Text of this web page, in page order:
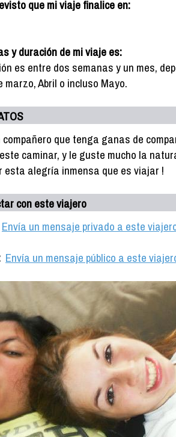
que mi viaje finalice en:
y duración de mi viaje es:
es entre dos semanas y un mes,
marzo, Abril o incluso Mayo.
compañero que tenga ganas de
caminar, y le guste mucho la
esta alegría inmensa que es viajar !
con este viajero
Envía un mensaje privado a este
Envía un mensaje público a este